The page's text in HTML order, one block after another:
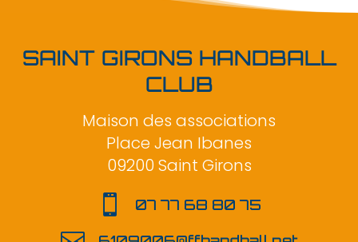
SAINT GIRONS HANDBALL
CLUB
Maison des associations
Place Jean Ibanes
09200 Saint Girons
 07 77 68 80 75